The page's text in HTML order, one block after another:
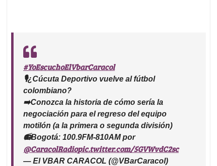
#YoEscuchoElVbarCaracol
🎙️¿Cúcuta Deportivo vuelve al fútbol
colombiano?
➡️Conozca la historia de cómo sería la
negociación para el regreso del equipo
motilón (a la primera o segunda división)
📻Bogotá: 100.9FM-810AM por
@CaracolRadiopic.twitter.com/5GVWvdC2sc
— El VBAR CARACOL (@VBarCaracol)